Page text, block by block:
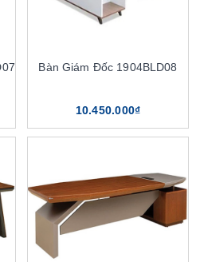
Bàn Giám Đốc 1904BLD08
10.450.000₫